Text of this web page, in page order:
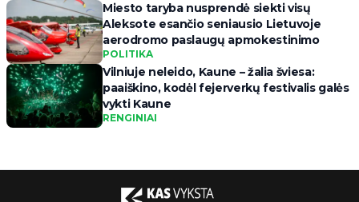
Miesto taryba nusprendė siekti visų
Aleksote esančio seniausio Lietuvoje
aerodromo paslaugų apmokestinimo
POLITIKA
Vilniuje neleido, Kaune – žalia šviesa:
paaiškino, kodėl fejerverkų festivalis galės
vykti Kaune
RENGINIAI